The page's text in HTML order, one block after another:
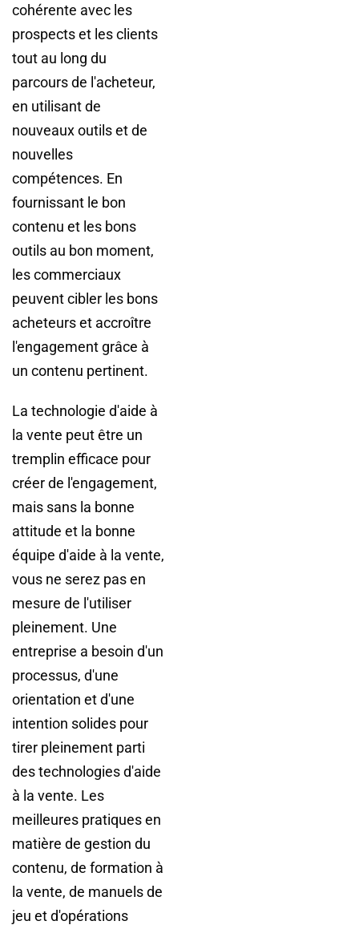
cohérente avec les
prospects et les clients
tout au long du
parcours de l'acheteur,
en utilisant de
nouveaux outils et de
nouvelles
compétences. En
fournissant le bon
contenu et les bons
outils au bon moment,
les commerciaux
peuvent cibler les bons
acheteurs et accroître
l'engagement grâce à
un contenu pertinent.
La technologie d'aide à
la vente peut être un
tremplin efficace pour
créer de l'engagement,
mais sans la bonne
attitude et la bonne
équipe d'aide à la vente,
vous ne serez pas en
mesure de l'utiliser
pleinement. Une
entreprise a besoin d'un
processus, d'une
orientation et d'une
intention solides pour
tirer pleinement parti
des technologies d'aide
à la vente. Les
meilleures pratiques en
matière de gestion du
contenu, de formation à
la vente, de manuels de
jeu et d'opérations